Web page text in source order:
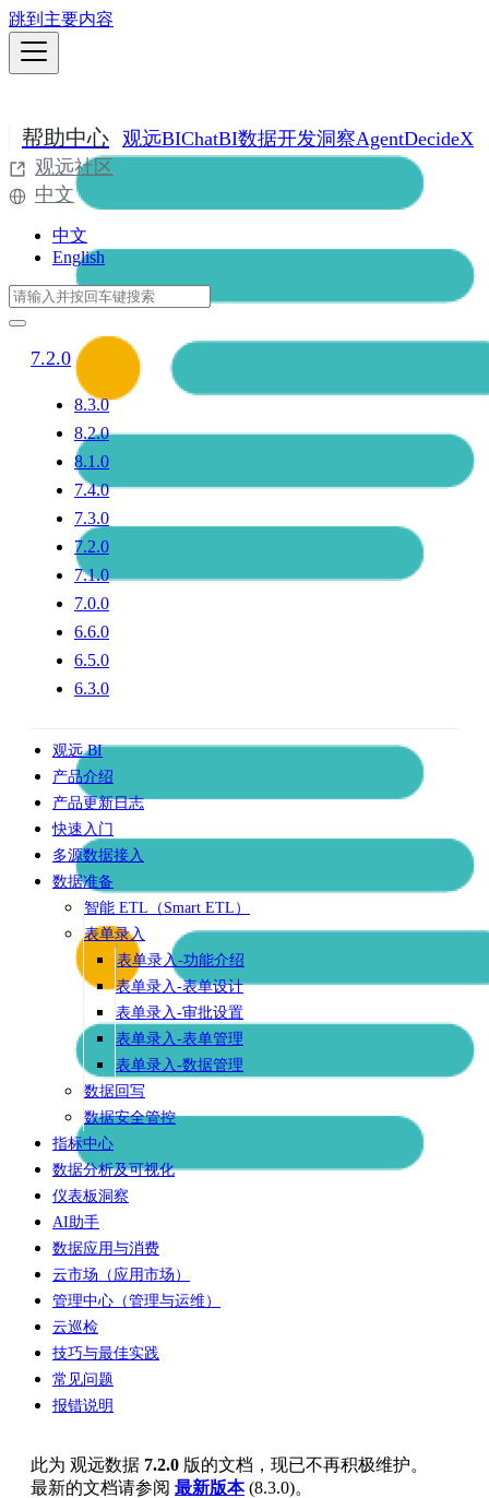
跳到主要内容
帮助中心 观远BIChatBI数据开发洞察AgentDecideX
观远社区
中文
中文
English
7.2.0
8.3.0
8.2.0
8.1.0
7.4.0
7.3.0
7.2.0
7.1.0
7.0.0
6.6.0
6.5.0
6.3.0
观远 BI
产品介绍
产品更新日志
快速入门
多源数据接入
数据准备
智能 ETL（Smart ETL）
表单录入
表单录入-功能介绍
表单录入-表单设计
表单录入-审批设置
表单录入-表单管理
表单录入-数据管理
数据回写
数据安全管控
指标中心
数据分析及可视化
仪表板洞察
AI助手
数据应用与消费
云市场（应用市场）
管理中心（管理与运维）
云巡检
技巧与最佳实践
常见问题
报错说明
此为 观远数据 7.2.0 版的文档，现已不再积极维护。
最新的文档请参阅 最新版本(8.3.0)。